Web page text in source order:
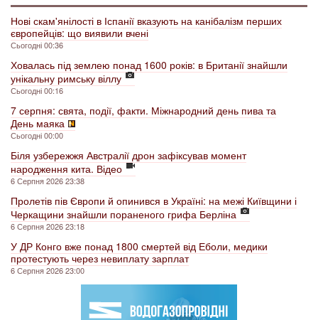
Нові скам'янілості в Іспанії вказують на канібалізм перших
європейців: що виявили вчені
Сьогодні 00:36
Ховалась під землею понад 1600 років: в Британії знайшли
унікальну римську віллу
Сьогодні 00:16
7 серпня: свята, події, факти. Міжнародний день пива та
День маяка
Сьогодні 00:00
Біля узбережжя Австралії дрон зафіксував момент
народження кита. Відео
6 Серпня 2026 23:38
Пролетів пів Європи й опинився в Україні: на межі Київщини і
Черкащини знайшли пораненого грифа Берліна
6 Серпня 2026 23:18
У ДР Конго вже понад 1800 смертей від Еболи, медики
протестують через невиплату зарплат
6 Серпня 2026 23:00